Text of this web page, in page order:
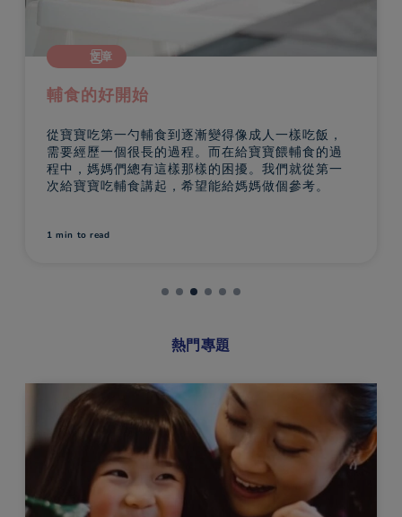
文章
端坐寶寶飽了？餓了？
這個階段，端坐寶寶的餐單已加入米糊及嬰兒食
品，變得豐富多樣化。他對食物的興奮投入，令親
子的用餐時間變得有趣好玩，您當然要好好運用這
段美妙時光。
1 min to read
熱門專題